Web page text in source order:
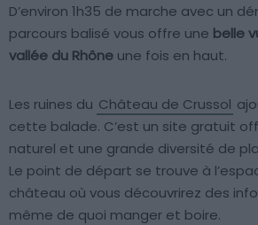
D’environ 1h35 de marche avec un
parcours balisé vous offre une belle
vallée du Rhône une fois en haut.
Les ruines du Château de Crussol
cette balade. C’est un site gratuit
naturel et une grande diversité de
Le point de départ se trouve à
château où vous découvrirez des
même de quoi manger et boire.